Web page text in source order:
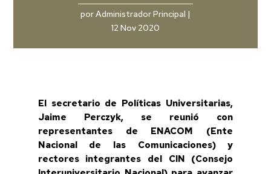
porAdministrador Principal |
12 Nov 2020
El secretario de Políticas Universitarias,
Jaime Perczyk, se reunió con
representantes de ENACOM (Ente
Nacional de las Comunicaciones) y
rectores integrantes del CIN (Consejo